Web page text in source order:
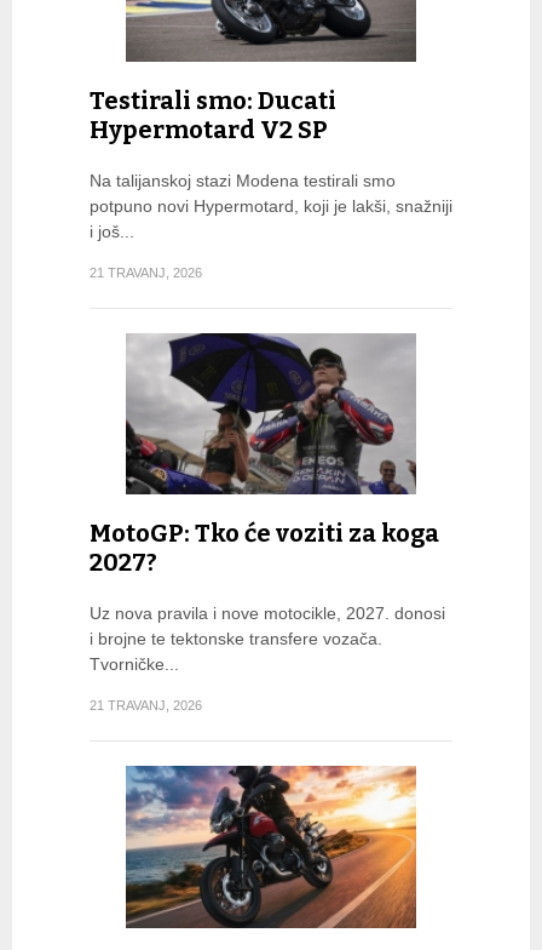
Testirali smo: Ducati
Hypermotard V2 SP
Na talijanskoj stazi Modena testirali smo
potpuno novi Hypermotard, koji je lakši, snažniji
i još...
21 TRAVANJ, 2026
MotoGP: Tko će voziti za koga
2027?
Uz nova pravila i nove motocikle, 2027. donosi
i brojne te tektonske transfere vozača.
Tvorničke...
21 TRAVANJ, 2026